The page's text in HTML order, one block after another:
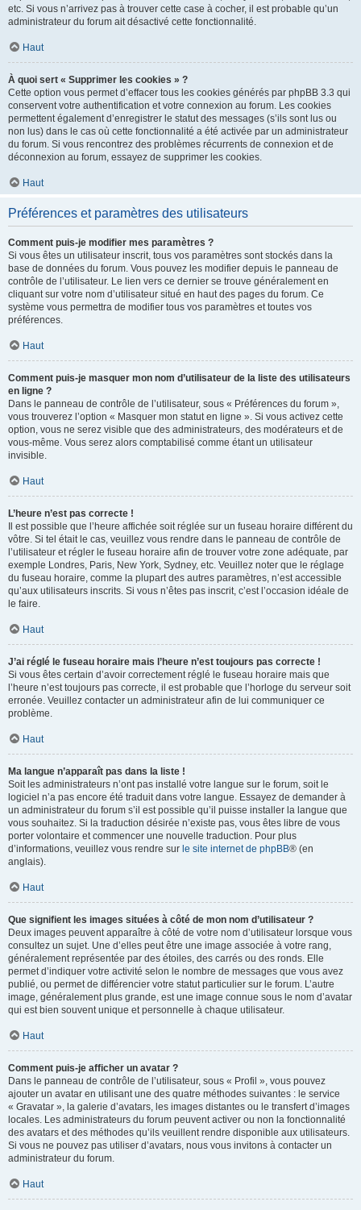
etc. Si vous n’arrivez pas à trouver cette case à cocher, il est probable qu’un
administrateur du forum ait désactivé cette fonctionnalité.
Haut
À quoi sert « Supprimer les cookies » ?
Cette option vous permet d’effacer tous les cookies générés par phpBB 3.3 qui
conservent votre authentification et votre connexion au forum. Les cookies
permettent également d’enregistrer le statut des messages (s’ils sont lus ou
non lus) dans le cas où cette fonctionnalité a été activée par un administrateur
du forum. Si vous rencontrez des problèmes récurrents de connexion et de
déconnexion au forum, essayez de supprimer les cookies.
Haut
Préférences et paramètres des utilisateurs
Comment puis-je modifier mes paramètres ?
Si vous êtes un utilisateur inscrit, tous vos paramètres sont stockés dans la
base de données du forum. Vous pouvez les modifier depuis le panneau de
contrôle de l’utilisateur. Le lien vers ce dernier se trouve généralement en
cliquant sur votre nom d’utilisateur situé en haut des pages du forum. Ce
système vous permettra de modifier tous vos paramètres et toutes vos
préférences.
Haut
Comment puis-je masquer mon nom d’utilisateur de la liste des utilisateurs
en ligne ?
Dans le panneau de contrôle de l’utilisateur, sous « Préférences du forum »,
vous trouverez l’option « Masquer mon statut en ligne ». Si vous activez cette
option, vous ne serez visible que des administrateurs, des modérateurs et de
vous-même. Vous serez alors comptabilisé comme étant un utilisateur
invisible.
Haut
L’heure n’est pas correcte !
Il est possible que l’heure affichée soit réglée sur un fuseau horaire différent du
vôtre. Si tel était le cas, veuillez vous rendre dans le panneau de contrôle de
l’utilisateur et régler le fuseau horaire afin de trouver votre zone adéquate, par
exemple Londres, Paris, New York, Sydney, etc. Veuillez noter que le réglage
du fuseau horaire, comme la plupart des autres paramètres, n’est accessible
qu’aux utilisateurs inscrits. Si vous n’êtes pas inscrit, c’est l’occasion idéale de
le faire.
Haut
J’ai réglé le fuseau horaire mais l’heure n’est toujours pas correcte !
Si vous êtes certain d’avoir correctement réglé le fuseau horaire mais que
l’heure n’est toujours pas correcte, il est probable que l’horloge du serveur soit
erronée. Veuillez contacter un administrateur afin de lui communiquer ce
problème.
Haut
Ma langue n’apparaît pas dans la liste !
Soit les administrateurs n’ont pas installé votre langue sur le forum, soit le
logiciel n’a pas encore été traduit dans votre langue. Essayez de demander à
un administrateur du forum s’il est possible qu’il puisse installer la langue que
vous souhaitez. Si la traduction désirée n’existe pas, vous êtes libre de vous
porter volontaire et commencer une nouvelle traduction. Pour plus
d’informations, veuillez vous rendre sur le site internet de phpBB® (en
anglais).
Haut
Que signifient les images situées à côté de mon nom d’utilisateur ?
Deux images peuvent apparaître à côté de votre nom d’utilisateur lorsque vous
consultez un sujet. Une d’elles peut être une image associée à votre rang,
généralement représentée par des étoiles, des carrés ou des ronds. Elle
permet d’indiquer votre activité selon le nombre de messages que vous avez
publié, ou permet de différencier votre statut particulier sur le forum. L’autre
image, généralement plus grande, est une image connue sous le nom d’avatar
qui est bien souvent unique et personnelle à chaque utilisateur.
Haut
Comment puis-je afficher un avatar ?
Dans le panneau de contrôle de l’utilisateur, sous « Profil », vous pouvez
ajouter un avatar en utilisant une des quatre méthodes suivantes : le service
« Gravatar », la galerie d’avatars, les images distantes ou le transfert d’images
locales. Les administrateurs du forum peuvent activer ou non la fonctionnalité
des avatars et des méthodes qu’ils veuillent rendre disponible aux utilisateurs.
Si vous ne pouvez pas utiliser d’avatars, nous vous invitons à contacter un
administrateur du forum.
Haut